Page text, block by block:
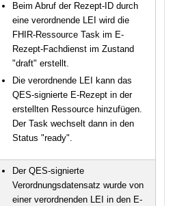
Beim Abruf der Rezept-ID durch
eine verordnende LEI wird die
FHIR-Ressource Task im E-
Rezept-Fachdienst im Zustand
"draft" erstellt.
Die verordnende LEI kann das
QES-signierte E-Rezept in der
erstellten Ressource hinzufügen.
Der Task wechselt dann in den
Status "ready".
Der QES-signierte
Verordnungsdatensatz wurde von
einer verordnenden LEI in den E-